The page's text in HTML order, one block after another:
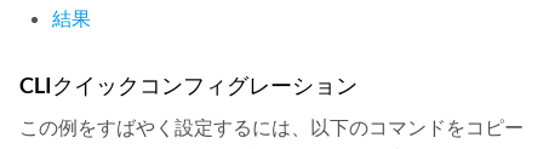
                interface lt-0/0/0.2;
            }
結果
CLIクイックコンフィグレーション
この例をすばやく設定するには、以下のコマンドをコピー